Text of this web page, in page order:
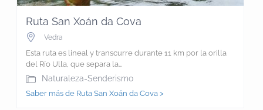
Ruta San Xoán da Cova
Vedra
Esta ruta es lineal y transcurre durante 11 km por la orilla
del Río Ulla, que separa la...
Naturaleza-Senderismo
Saber más de Ruta San Xoán da Cova >